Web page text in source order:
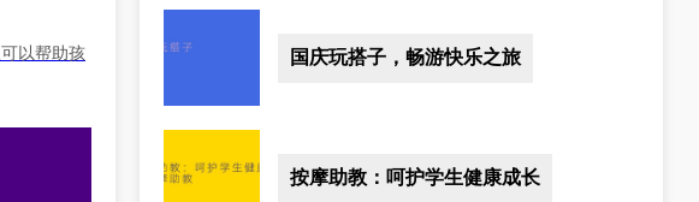
以帮助孩
国庆玩搭子，畅游快乐之旅
按摩助教：呵护学生健康成长